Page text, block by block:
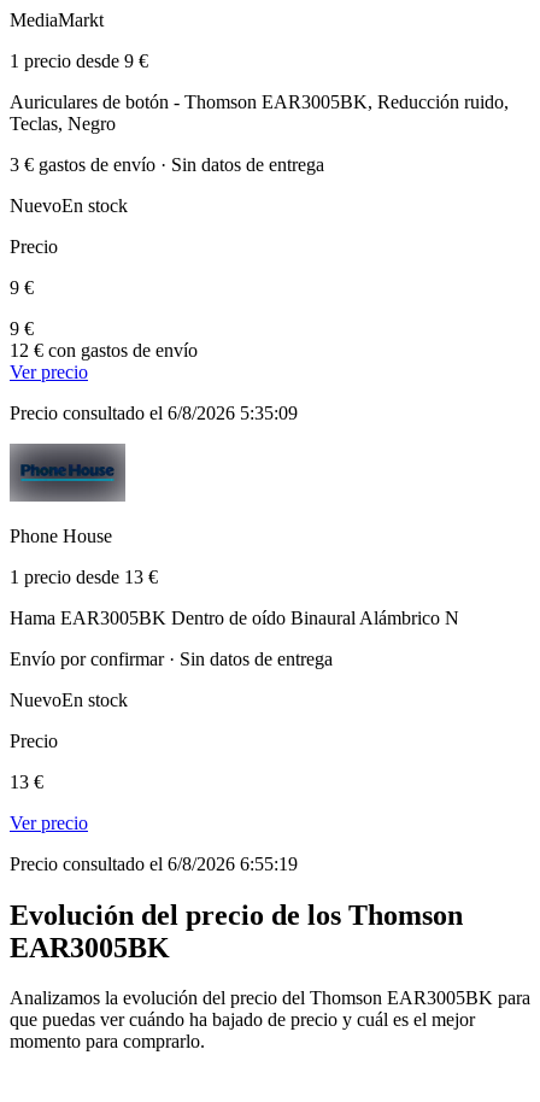
MediaMarkt
1 precio desde 9 €
Auriculares de botón - Thomson EAR3005BK, Reducción ruido,
Teclas, Negro
3 € gastos de envío · Sin datos de entrega
NuevoEn stock
Precio
9 €
9 €
12 € con gastos de envío
Ver precio
Precio consultado el 6/8/2026 5:35:09
Phone House
1 precio desde 13 €
Hama EAR3005BK Dentro de oído Binaural Alámbrico N
Envío por confirmar · Sin datos de entrega
NuevoEn stock
Precio
13 €
Ver precio
Precio consultado el 6/8/2026 6:55:19
Evolución del precio de los Thomson
EAR3005BK
Analizamos la evolución del precio del Thomson EAR3005BK para
que puedas ver cuándo ha bajado de precio y cuál es el mejor
momento para comprarlo.